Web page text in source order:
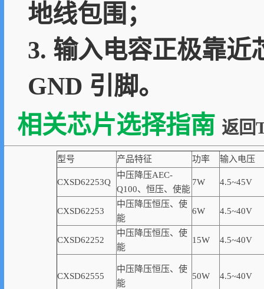
地线包围；
3. 输入电容正极靠
GND 引脚。
相关芯片选择指南 返回
型号 产品特征 功率 输入电压
CXSD62253Q
中压降压AEC-
Q100、恒压、使能
7W 4.5~45V
CXSD62253
中压降压恒压、使
能
6W 4.5~40V
CXSD62252
中压降压恒压、使
能
15W 4.5~40V
CXSD62555
中压降压恒压、使
能
50W 4.5~40V